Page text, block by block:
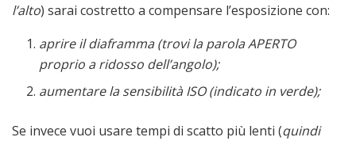
l’alto) sarai costretto a compensare l’esposizione con:
aprire il diaframma (trovi la parola APERTO
proprio a ridosso dell’angolo);
aumentare la sensibilità ISO (indicato in verde);
Se invece vuoi usare tempi di scatto più lenti (quindi